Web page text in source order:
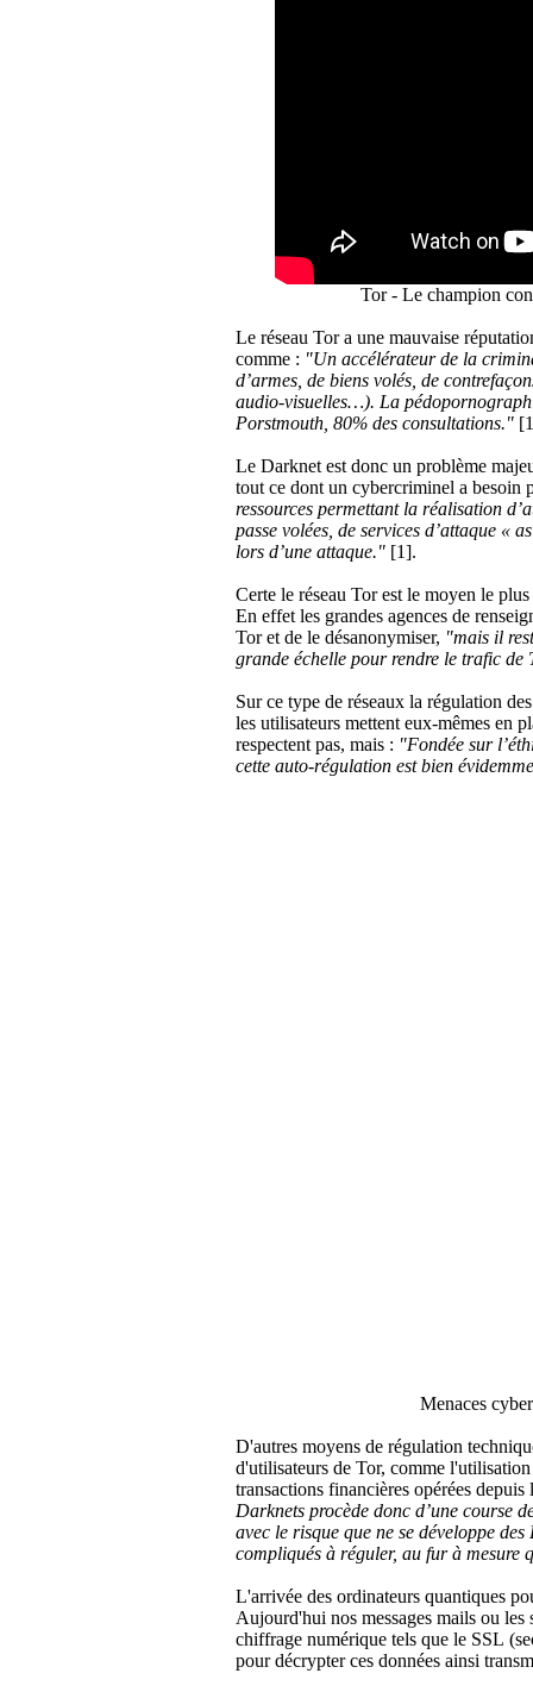
Tor - Le champion
Le réseau Tor a une mauvaise
comme : "Un accélérateur de la
d’armes, de biens volés, de
audio-visuelles…). La
Porstmouth, 80% des consultations."
Le Darknet est donc un problème
tout ce dont un cybercriminel a besoin
ressources permettant la réalisation
passe volées, de services d’attaque «
lors d’une attaque." [1].
Certe le réseau Tor est le moyen le
En effet les grandes agences de
Tor et de le désanonymiser, "mais il
grande échelle pour rendre le trafic de
Sur ce type de réseaux la régulation
les utilisateurs mettent eux-mêmes en
respectent pas, mais : "Fondée sur
cette auto-régulation est bien
Menaces
D'autres moyens de régulation
d'utilisateurs de Tor, comme
transactions financières opérées
Darknets procède donc d’une course
avec le risque que ne se développe
compliqués à réguler, au fur à mesure
L'arrivée des ordinateurs quantiques
Aujourd'hui nos messages mails ou
chiffrage numérique tels que le SSL
pour décrypter ces données ainsi